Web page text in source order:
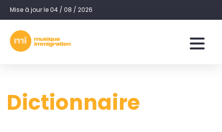
Mise à jour le 04 / 08 / 2026
Dictionnaire